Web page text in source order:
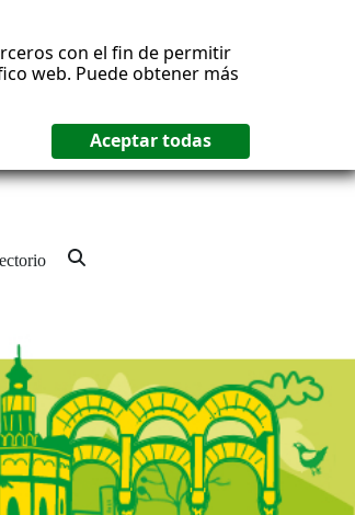
con el fin de permitir
web. Puede obtener más